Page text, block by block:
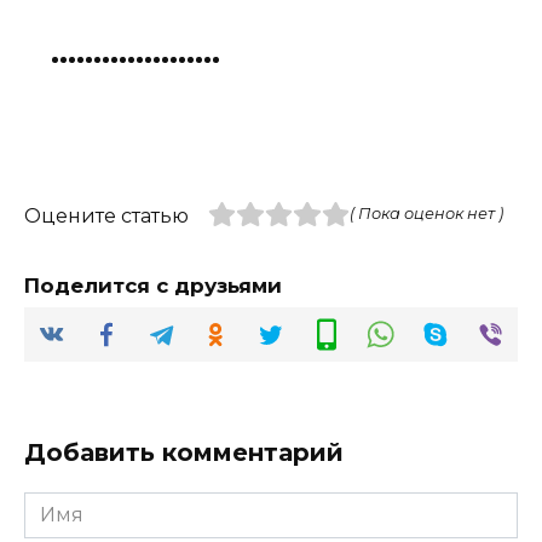
Оцените статью ( Пока оценок нет )
Поделится с друзьями
Добавить комментарий
Имя
*